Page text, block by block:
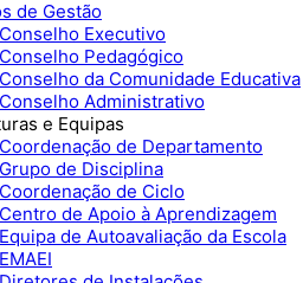
de Gestão
Conselho Executivo
Conselho Pedagógico
Conselho da Comunidade Educativa
Conselho Administrativo
e Equipas
Coordenação de Departamento
Grupo de Disciplina
Coordenação de Ciclo
Centro de Apoio à Aprendizagem
Equipa de Autoavaliação da Escola
EMAEI